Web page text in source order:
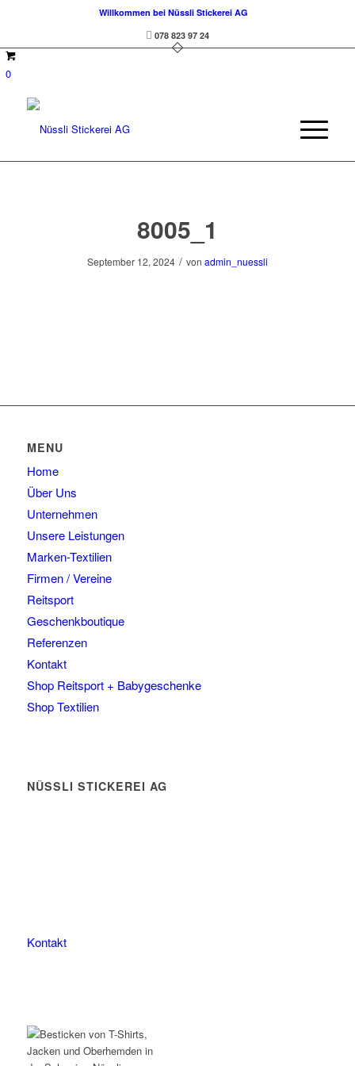
Willkommen bei Nüssli Stickerei AG
078 823 97 24
0
8005_1
September 12, 2024 / von admin_nuessli
MENU
Home
Über Uns
Unternehmen
Unsere Leistungen
Marken-Textilien
Firmen / Vereine
Reitsport
Geschenkboutique
Referenzen
Kontakt
Shop Reitsport + Babygeschenke
Shop Textilien
NÜSSLI STICKEREI AG
Kontakt